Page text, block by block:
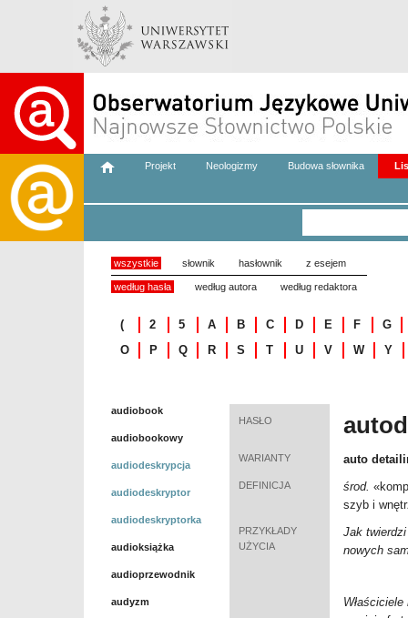
Projekt Neologizmy Budowa słownika
wszystkie słownik hasłownik z esejem
według hasła według autora według redaktora
( 2 5 A B C D E F
G
O
P Q R S T U V W Y
audiobook
audiobookowy
audiodeskrypcja
audiodeskryptor
audiodeskryptorka
audioksiążka
audioprzewodnik
audyzm
HASŁO
WARIANTY auto
DEFINICJA środ. «
szyb i
PRZYKŁADY
UŻYCIA
Jak
nowych